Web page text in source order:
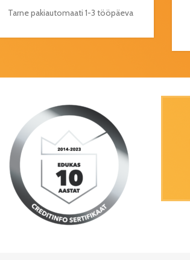
Tarne pakiautomaati 1-3 tööpäeva